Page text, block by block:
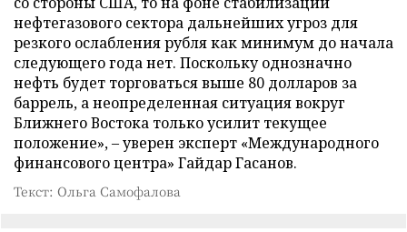
нефтегазового сектора дальнейших угроз для
резкого ослабления рубля как минимум до начала
следующего года нет. Поскольку однозначно
нефть будет торговаться выше 80 долларов за
баррель, а неопределенная ситуация вокруг
Ближнего Востока только усилит текущее
положение», – уверен эксперт «Международного
финансового центра» Гайдар Гасанов.
Текст: Ольга Самофалова